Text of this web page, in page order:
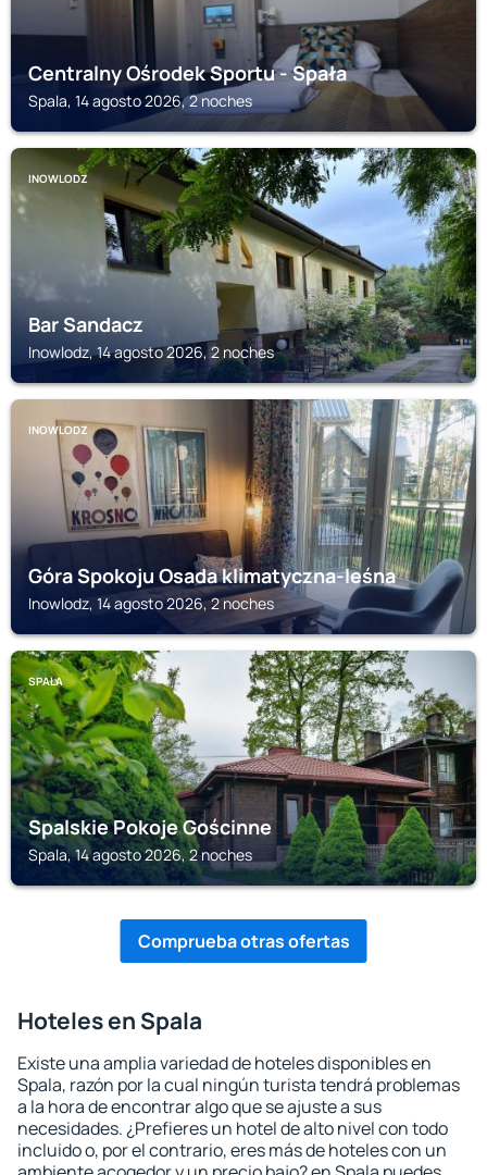
Centralny Ośrodek Sportu - Spała
Spala, 14 agosto 2026, 2 noches
INOWLODZ
Bar Sandacz
Inowlodz, 14 agosto 2026, 2 noches
INOWLODZ
Góra Spokoju Osada klimatyczna-leśna
Inowlodz, 14 agosto 2026, 2 noches
SPALA
Spalskie Pokoje Gościnne
Spala, 14 agosto 2026, 2 noches
Comprueba otras ofertas
Hoteles en Spala
Existe una amplia variedad de hoteles disponibles en
Spala, razón por la cual ningún turista tendrá problemas
a la hora de encontrar algo que se ajuste a sus
necesidades. ¿Prefieres un hotel de alto nivel con todo
incluido o, por el contrario, eres más de hoteles con un